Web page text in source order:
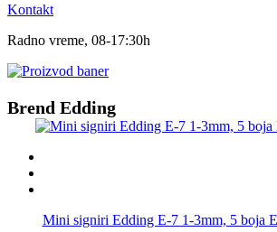
Kontakt
Radno vreme, 08-17:30h
Brend Edding
Mini signiri Edding E-7 1-3mm, 5 boja